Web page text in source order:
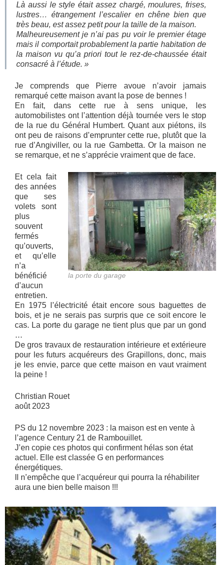
Là aussi le style était assez chargé, moulures, frises,
lustres… étrangement l’escalier en chêne bien que
très beau, est assez petit pour la taille de la maison.
Malheureusement je n’ai pas pu voir le premier étage
mais il comportait probablement la partie habitation de
la maison vu qu’a priori tout le rez-de-chaussée était
consacré à l’étude. »
Je comprends que Pierre avoue n’avoir jamais
remarqué cette maison avant la pose de bennes !
En fait, dans cette rue à sens unique, les
automobilistes ont l’attention déjà tournée vers le stop
de la rue du Général Humbert. Quant aux piétons, ils
ont peu de raisons d’emprunter cette rue, plutôt que la
rue d’Angiviller, ou la rue Gambetta. Or la maison ne
se remarque, et ne s’apprécie vraiment que de face.
la porte du garage
Et cela fait
des années
que ses
volets sont
plus
souvent
fermés
qu’ouverts,
et qu’elle
n’a
bénéficié
d’aucun
entretien.
En 1975 l’électricité était encore sous baguettes de
bois, et je ne serais pas surpris que ce soit encore le
cas. La porte du garage ne tient plus que par un gond
…
De gros travaux de restauration intérieure et extérieure
pour les futurs acquéreurs des Grapillons, donc, mais
je les envie, parce que cette maison en vaut vraiment
la peine !
Christian Rouet
août 2023
PS du 12 novembre 2023 : la maison est en vente à
l’agence Century 21 de Rambouillet.
J’en copie ces photos qui confirment hélas son état
actuel. Elle est classée G en performances
énergétiques.
Il n’empêche que l’acquéreur qui pourra la réhabiliter
aura une bien belle maison !!!